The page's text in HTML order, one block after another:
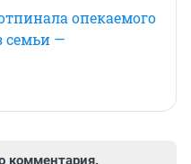
опекаемого
семьи —
комментария.